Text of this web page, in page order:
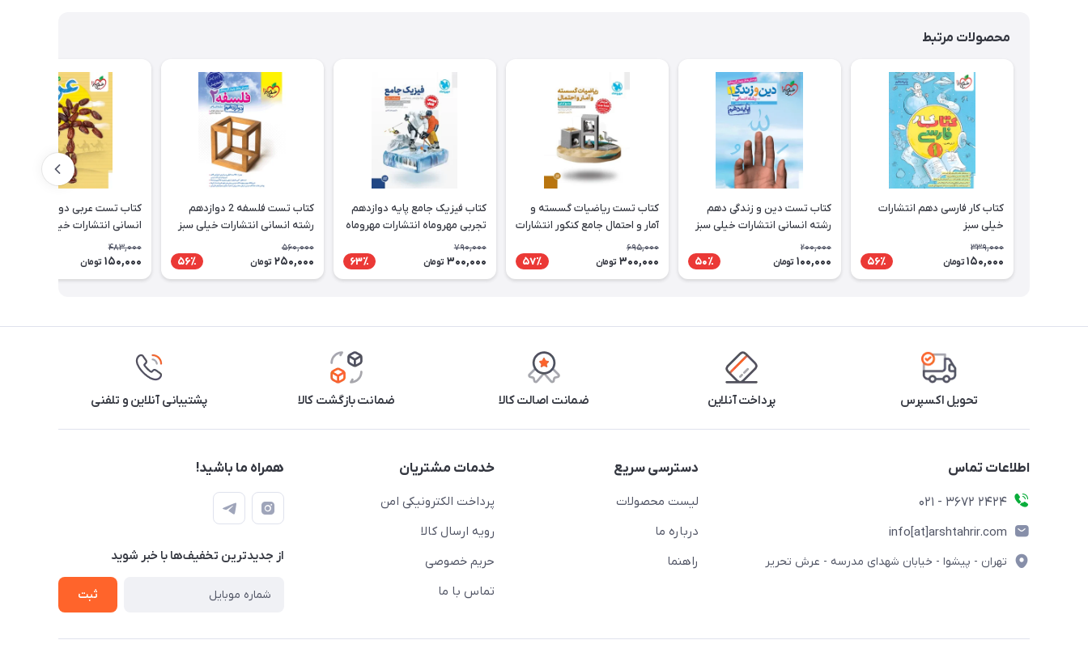
محصولات مرتبط
کتاب کار فارسی دهم انتشارات
خیلی سبز
339,000
150,000 تومان 56٪
کتاب تست دین و زندگی دهم
رشته انسانی انتشارات خیلی سبز
200,000
100,000 تومان 50٪
کتاب تست ریاضیات گسسته و
آمار و احتمال جامع کنکور انتشارات
مهروماه
695,000
300,000 تومان 57٪
کتاب فیزیک جامع پایه دوازدهم
تجربی مهروماه انتشارات مهروماه
790,000
300,000 تومان 63٪
کتاب تست فلسفه 2 دوازدهم
رشته انسانی انتشارات خیلی سبز
560,000
250,000 تومان 56٪
کتاب تست عربی دوازدهم رشته
انسانی انتشارات خیلی سبز
483,000
150,000 تومان
تحویل اکسپرس پرداخت آنلاین ضمانت اصالت کالا ضمانت بازگشت کالا پشتیبانی آنلاین و تلفنی
اطلاعات تماس
2424 3672 - 021
info[at]arshtahrir.com
تهران - پیشوا - خیابان شهدای مدرسه - عرش تحریر
دسترسی سریع
لیست محصولات
درباره ما
راهنما
خدمات مشتریان
پرداخت الکترونیکی امن
رویه ارسال کالا
حریم خصوصی
تماس با ما
همراه ما باشید!
از جدید‌ترین تخفیف‌ها با‌ خبر شوید
ثبت